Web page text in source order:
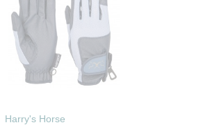
Harry's Horse